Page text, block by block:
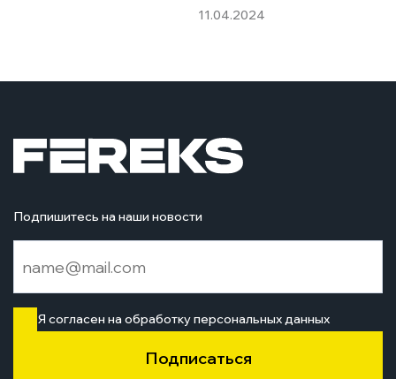
11.04.2024
Подпишитесь на наши новости
Я согласен на обработку персональных данных
Подписаться